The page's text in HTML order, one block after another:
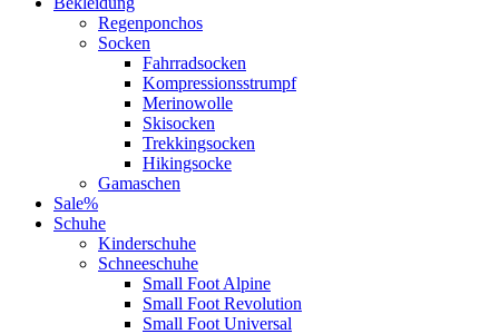
Regenponchos
Socken
Fahrradsocken
Kompressionsstrumpf
Merinowolle
Skisocken
Trekkingsocken
Hikingsocke
Gamaschen
Sale%
Schuhe
Kinderschuhe
Schneeschuhe
Small Foot Alpine
Small Foot Revolution
Small Foot Universal